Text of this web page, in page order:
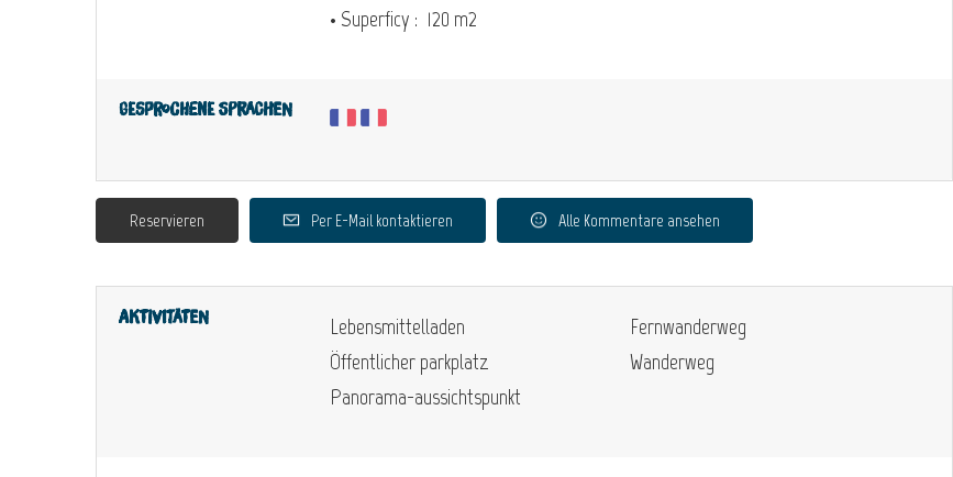
• Superficy : 120 m2
Gesprochene Sprachen
Reservieren Per E-Mail kontaktieren Alle Kommentare ansehen
Aktivitäten
Lebensmittelladen
Öffentlicher parkplatz
Panorama-aussichtspunkt
Fernwanderweg
Wanderweg